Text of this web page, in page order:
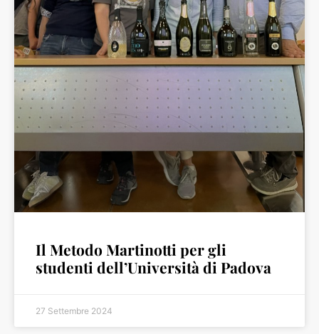
Il Metodo Martinotti per gli
studenti dell’Università di Padova
27 Settembre 2024